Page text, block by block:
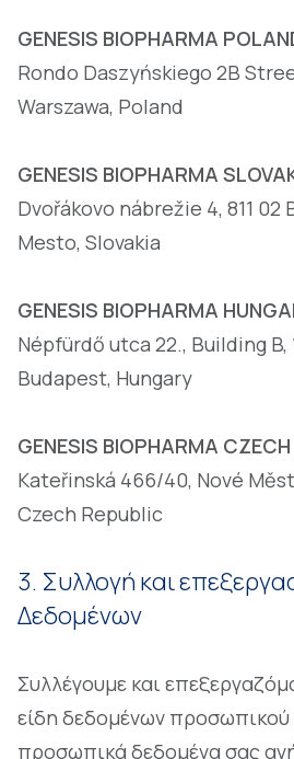
GENESIS BIOPHARMA
Rondo Daszyńskiego 2B
Warszawa, Poland
GENESIS BIOPHARMA
Dvořákovo nábrežie 4, 811
Mesto, Slovakia
GENESIS BIOPHARMA
Népfürdő utca 22., Building B,
Budapest, Hungary
GENESIS BIOPHARMA
Kateřinská 466/40, Nové
Czech Republic
3. Συλλογή και
Δεδομένων
Συλλέγουμε και
είδη δεδομένων
προσωπικά δεδομένα σας